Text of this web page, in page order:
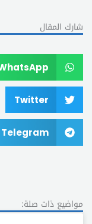
شارك المقال
Twitter
Telegram
مواضيع ذات صلة: